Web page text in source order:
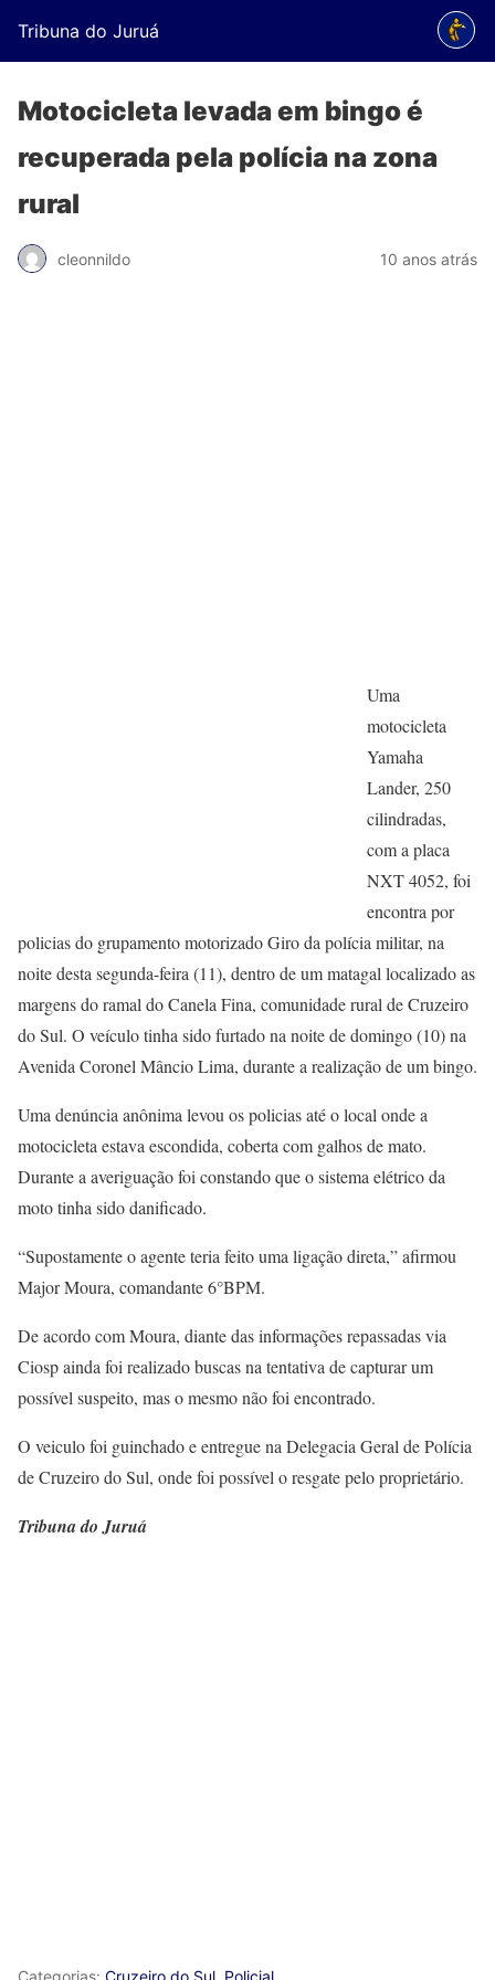
Tribuna do Juruá
Motocicleta levada em bingo é
recuperada pela polícia na zona
rural
cleonnildo 10 anos atrás
Uma
motocicleta
Yamaha
Lander, 250
cilindradas,
com a placa
NXT 4052, foi
encontra por
policias do grupamento motorizado Giro da polícia militar, na
noite desta segunda-feira (11), dentro de um matagal localizado as
margens do ramal do Canela Fina, comunidade rural de Cruzeiro
do Sul. O veículo tinha sido furtado na noite de domingo (10) na
Avenida Coronel Mâncio Lima, durante a realização de um bingo.
Uma denúncia anônima levou os policias até o local onde a
motocicleta estava escondida, coberta com galhos de mato.
Durante a averiguação foi constando que o sistema elétrico da
moto tinha sido danificado.
“Supostamente o agente teria feito uma ligação direta,” afirmou
Major Moura, comandante 6°BPM.
De acordo com Moura, diante das informações repassadas via
Ciosp ainda foi realizado buscas na tentativa de capturar um
possível suspeito, mas o mesmo não foi encontrado.
O veiculo foi guinchado e entregue na Delegacia Geral de Polícia
de Cruzeiro do Sul, onde foi possível o resgate pelo proprietário.
Tribuna do Juruá